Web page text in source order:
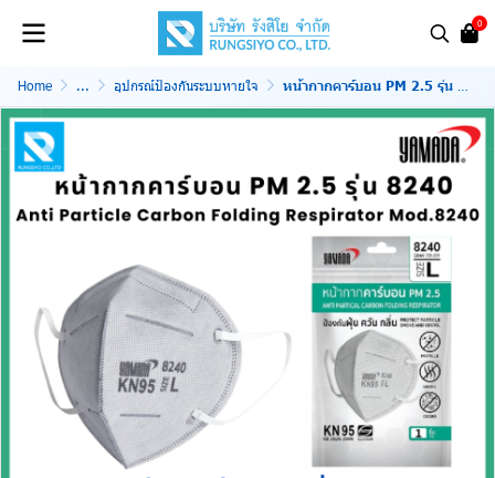
0
Home ... อุปกรณ์ป้องกันระบบหายใจ หน้ากากคาร์บอน PM 2.5 รุ่น 8240 Size L